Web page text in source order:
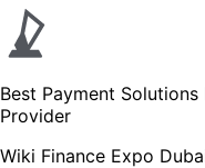
Best Payment
Provider
Wiki Finance Expo